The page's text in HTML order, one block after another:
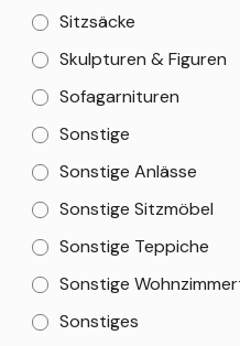
Sitzsäcke
Skulpturen & Figuren
Sofagarnituren
Sonstige
Sonstige Anlässe
Sonstige Sitzmöbel
Sonstige Teppiche
Sonstige
Sonstiges